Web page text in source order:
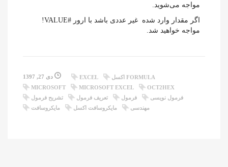
مواجه می‌شوید.
اگر مقدار وارد شده غیر عددی باشد با ارور #VALUE!
مواجه خواهید شد.
دی 27, 1397 EXCEL
FORMULA اکسل
MICROSOFT
MICROSOFT EXCEL
OCT2HEX
تشریح فرمول
تعریف فرمول فرمول
فرمول نویسی
مایکروسافت
مایکروسافت اکسل مهندسی